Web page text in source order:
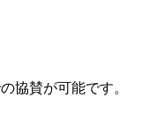
協賛が可能です。